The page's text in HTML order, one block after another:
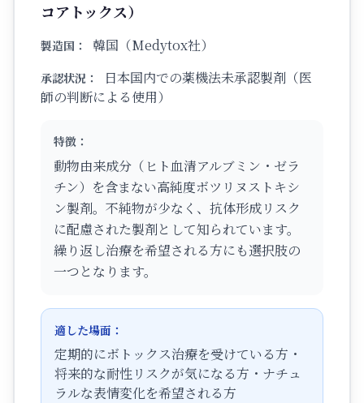
コアトックス）
製造国： 韓国（Medytox社）
承認状況：
日本国内での薬機法未承認製剤（医
師の判断による使用）
特徴：
動物由来成分（ヒト血清アルブミン・ゼラ
チン）を含まない高純度ボツリヌストキシ
ン製剤。不純物が少なく、抗体形成リスク
に配慮された製剤として知られています。
繰り返し治療を希望される方にも選択肢の
一つとなります。
適した場面：
定期的にボトックス治療を受けている方・
将来的な耐性リスクが気になる方・ナチュ
ラルな表情変化を希望される方